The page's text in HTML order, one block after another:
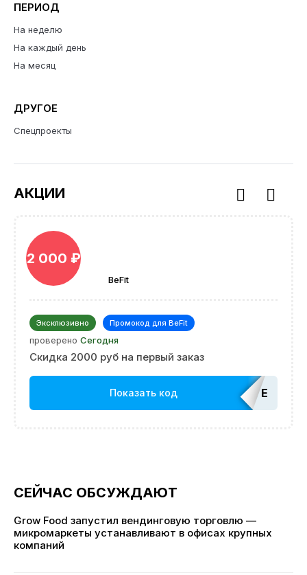
ПЕРИОД
На неделю
На каждый день
На месяц
ДРУГОЕ
Спецпроекты
АКЦИИ
BeFit
2 000 ₽
Эксклюзивно Промокод для BeFit
проверено Сегодня
Скидка 2000 руб на первый заказ
Показать код
СЕЙЧАС ОБСУЖДАЮТ
Grow Food запустил вендинговую торговлю —
микромаркеты устанавливают в офисах крупных
компаний